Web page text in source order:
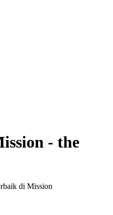
- the
di Mission